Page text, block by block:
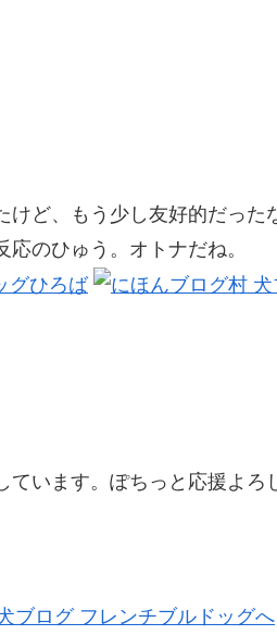
けど、もう少し友好的だった
のひゅう。オトナだね。
ています。ぽちっと応援よろ